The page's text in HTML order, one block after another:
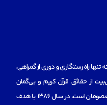
راه رستگاری و دوری از گمراهی،
از حقائق قرآن کریم و بی‌گمان
معارف اعتقادی سرلوحه آموزه‌های ائمه معصومان است، در سال 1386 با هدف